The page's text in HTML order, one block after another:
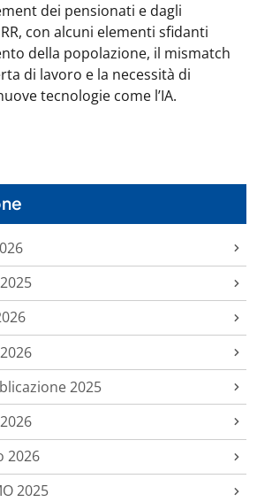
dei pensionati e dagli
con alcuni elementi sfidanti
della popolazione, il mismatch
di lavoro e la necessità di
tecnologie come l’IA.
2025
2026
2025